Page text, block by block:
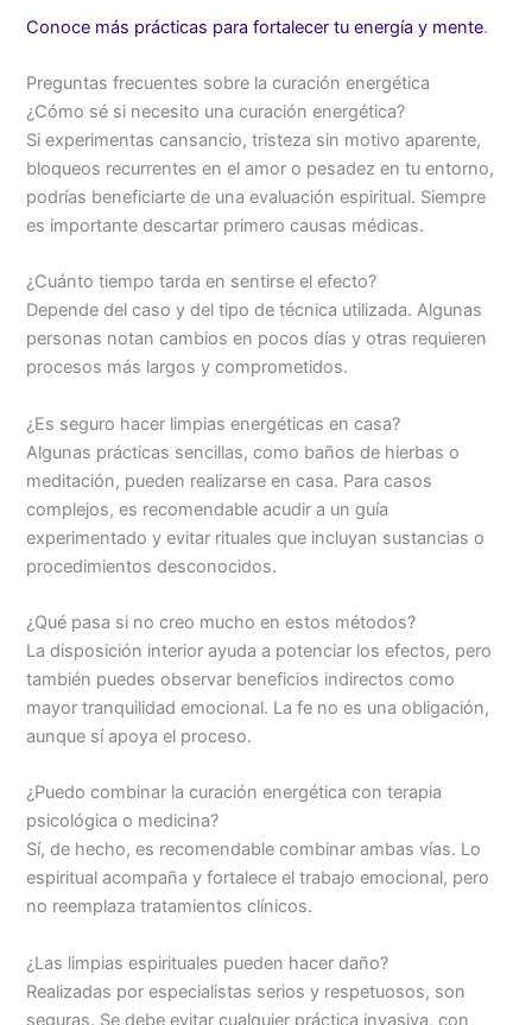
Conoce más prácticas para fortalecer tu energía y mente.
Preguntas frecuentes sobre la curación energética
¿Cómo sé si necesito una curación energética?
Si experimentas cansancio, tristeza sin motivo aparente,
bloqueos recurrentes en el amor o pesadez en tu entorno,
podrías beneficiarte de una evaluación espiritual. Siempre
es importante descartar primero causas médicas.
¿Cuánto tiempo tarda en sentirse el efecto?
Depende del caso y del tipo de técnica utilizada. Algunas
personas notan cambios en pocos días y otras requieren
procesos más largos y comprometidos.
¿Es seguro hacer limpias energéticas en casa?
Algunas prácticas sencillas, como baños de hierbas o
meditación, pueden realizarse en casa. Para casos
complejos, es recomendable acudir a un guía
experimentado y evitar rituales que incluyan sustancias o
procedimientos desconocidos.
¿Qué pasa si no creo mucho en estos métodos?
La disposición interior ayuda a potenciar los efectos, pero
también puedes observar beneficios indirectos como
mayor tranquilidad emocional. La fe no es una obligación,
aunque sí apoya el proceso.
¿Puedo combinar la curación energética con terapia
psicológica o medicina?
Sí, de hecho, es recomendable combinar ambas vías. Lo
espiritual acompaña y fortalece el trabajo emocional, pero
no reemplaza tratamientos clínicos.
¿Las limpias espirituales pueden hacer daño?
Realizadas por especialistas serios y respetuosos, son
seguras. Se debe evitar cualquier práctica invasiva, con